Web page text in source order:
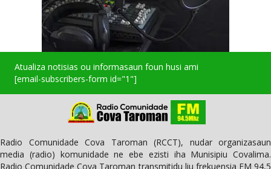
Atualiza notisias ou informasaun foun husi ami
[email-subscribers-form id="1"]
Radio Comunidade Cova Taroman (RCCT), nudar organizasaun
media (radio) komunidade ne ebe ezisti iha Munisipiu Covalima.
Radio Comunidade Cova Taroman transmitidu liu frekuensia FM 94,5